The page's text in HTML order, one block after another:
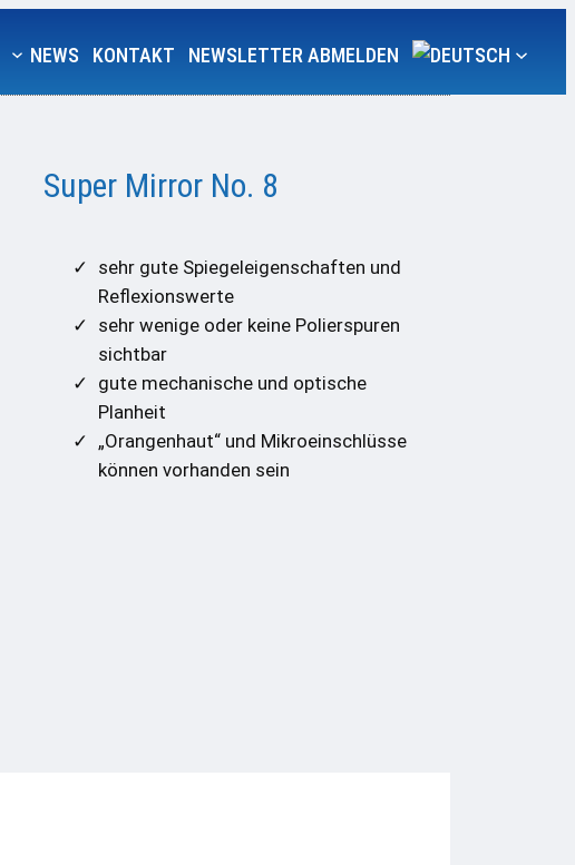
NEWS KONTAKT NEWSLETTER ABMELDEN
Super Mirror No. 8
sehr gute Spiegeleigenschaften und
Reflexionswerte
sehr wenige oder keine Polierspuren
sichtbar
gute mechanische und optische
Planheit
„Orangenhaut“ und Mikroeinschlüsse
können vorhanden sein